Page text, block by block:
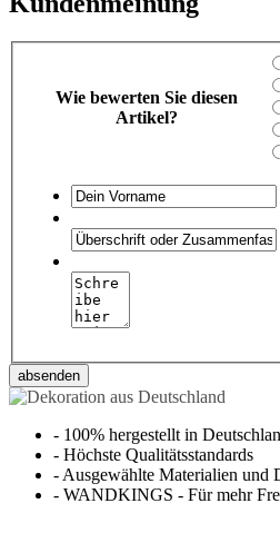
Wie bewerten Sie diesen
Artikel?
absenden
- 100% hergestellt in
- Höchste Qualitätsstandards
-Ausgewählte Materialien und
- WANDKINGS - Für mehr